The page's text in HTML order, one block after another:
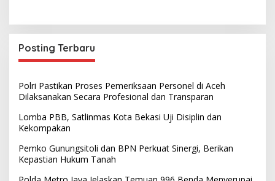
Posting Terbaru
Polri Pastikan Proses Pemeriksaan Personel di Aceh
Dilaksanakan Secara Profesional dan Transparan
Lomba PBB, Satlinmas Kota Bekasi Uji Disiplin dan
Kekompakan
Pemko Gunungsitoli dan BPN Perkuat Sinergi, Berikan
Kepastian Hukum Tanah